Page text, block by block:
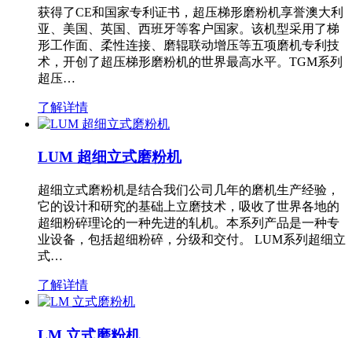
获得了CE和国家专利证书，超压梯形磨粉机享誉澳大利
亚、美国、英国、西班牙等客户国家。该机型采用了梯
形工作面、柔性连接、磨辊联动增压等五项磨机专利技
术，开创了超压梯形磨粉机的世界最高水平。TGM系列
超压…
了解详情
LUM 超细立式磨粉机
超细立式磨粉机是结合我们公司几年的磨机生产经验，
它的设计和研究的基础上立磨技术，吸收了世界各地的
超细粉碎理论的一种先进的轧机。本系列产品是一种专
业设备，包括超细粉碎，分级和交付。 LUM系列超细立
式…
了解详情